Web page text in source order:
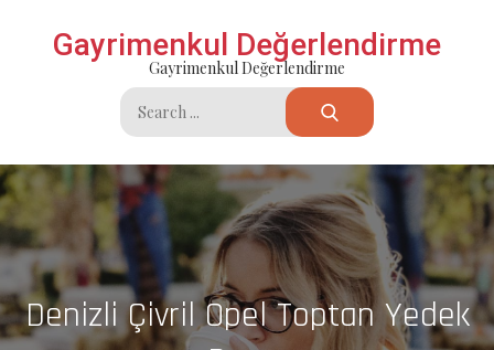
Gayrimenkul Değerlendirme
Gayrimenkul Değerlendirme
Search
for:
Denizli Çivril Opel Toptan Yedek